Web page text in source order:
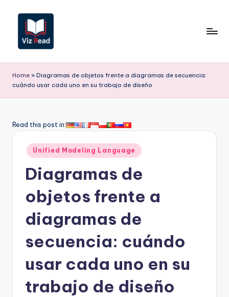
contenido
iz
R
a
Home » Diagramas de objetos frente a diagramas de secuencia:
cuándo usar cada uno en su trabajo de diseño
Read this post in:
Publicado
en
Unified Modeling Language
Diagramas de
objetos frente a
diagramas de
secuencia: cuándo
usar cada uno en su
trabajo de diseño